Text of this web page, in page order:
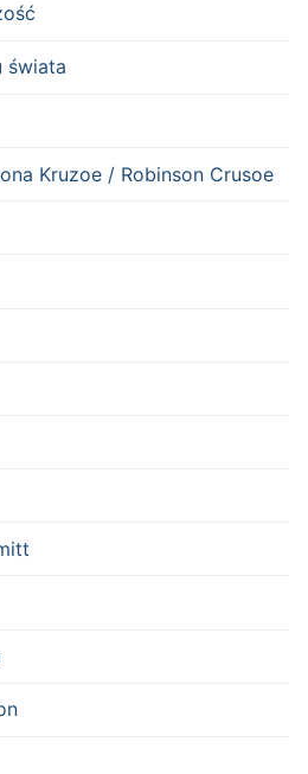
świata
Kruzoe / Robinson Crusoe